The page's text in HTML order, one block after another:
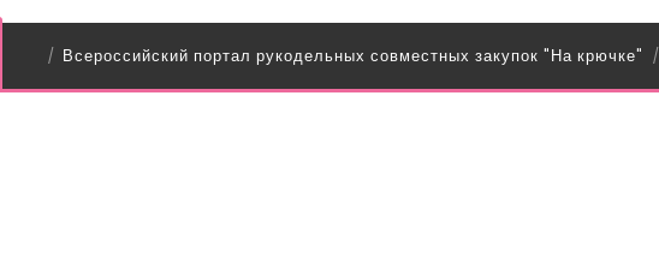
/ Всероссийский портал рукодельных совместных закупок "На крючке" /